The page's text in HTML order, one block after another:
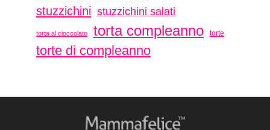
stuzzichini stuzzichini salati
torta al cioccolato torta compleanno torte
torte di compleanno